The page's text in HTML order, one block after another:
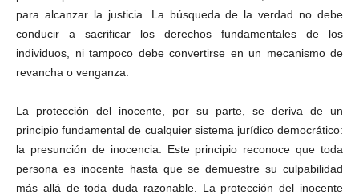
para alcanzar la justicia. La búsqueda de la verdad no debe
conducir a sacrificar los derechos fundamentales de los
individuos, ni tampoco debe convertirse en un mecanismo de
revancha o venganza.
La protección del inocente, por su parte, se deriva de un
principio fundamental de cualquier sistema jurídico democrático:
la presunción de inocencia. Este principio reconoce que toda
persona es inocente hasta que se demuestre su culpabilidad
más allá de toda duda razonable. La protección del inocente